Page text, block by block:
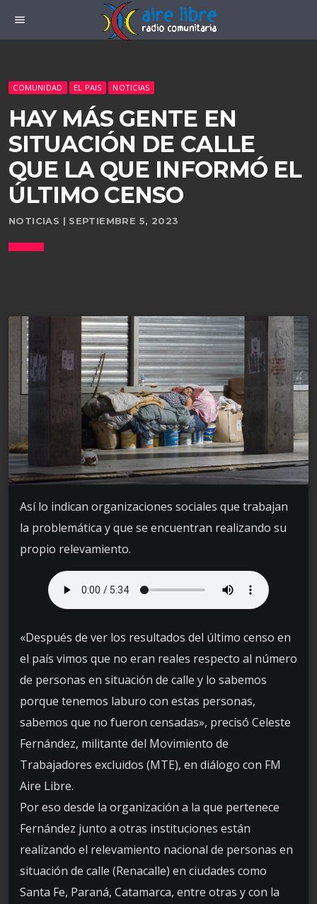
menu
COMUNIDAD EL PAIS NOTICIAS
HAY MÁS GENTE EN
SITUACIÓN DE CALLE
QUE LA QUE INFORMÓ EL
ÚLTIMO CENSO
NOTICIAS | SEPTIEMBRE 5, 2023
Así lo indican organizaciones sociales que trabajan
la problemática y que se encuentran realizando su
propio relevamiento.
«Después de ver los resultados del último censo en
el país vimos que no eran reales respecto al número
de personas en situación de calle y lo sabemos
porque tenemos laburo con estas personas,
sabemos que no fueron censadas», precisó Celeste
Fernández, militante del Movimiento de
Trabajadores excluidos (MTE), en diálogo con FM
Aire Libre.
Por eso desde la organización a la que pertenece
Fernández junto a otras instituciones están
realizando el relevamiento nacional de personas en
situación de calle (Renacalle) en ciudades como
Santa Fe, Paraná, Catamarca, entre otras y con la